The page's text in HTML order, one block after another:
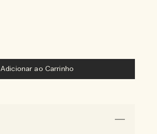
Adicionar ao Carrinho